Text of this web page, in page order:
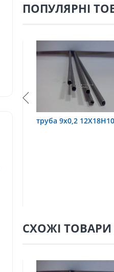
ПОПУЛЯРНІ
труба 75х1,5,
СХОЖІ ТОВАРИ